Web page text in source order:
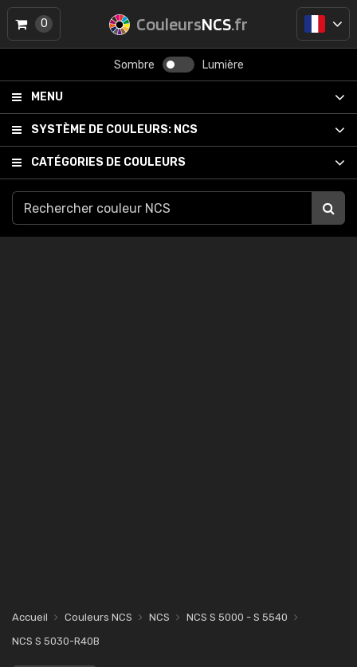
CouleursNCS.fr
Sombre Lumière
MENU
SYSTÈME DE COULEURS: NCS
CATÉGORIES DE COULEURS
0
Accueil Couleurs NCS NCS
NCS S 5000 - S 5540
NCS S 5030-R40B